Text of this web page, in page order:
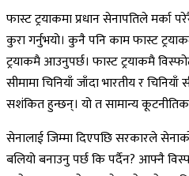
फास्ट ट्रयाकमा प्रधान सेनापतिले मर्का
कुरा गर्नुभयो। कुनै पनि काम फास्ट
ट्रयाकमै आउनुपर्छ। फास्ट ट्रयाकमै
सीमामा चिनियाँ जाँदा भारतीय र चिनियाँ
सशंकित हुन्छन्। यो त सामान्य कूटनीतिक
सेनालाई जिम्मा दिएपछि सरकारले
बलियो बनाउनु पर्छ कि पर्दैन? आफ्नै